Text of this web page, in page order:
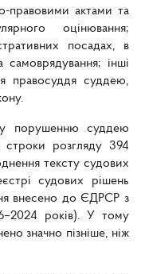
правовими актами та
оцінювання;
посадах, в
самоврядування; інші
правосуддя суддею,
порушенню суддею
строки розгляду 394
тексту судових
судових рішень
внесено до ЄДРСР з
років). У тому
значно пізніше, ніж